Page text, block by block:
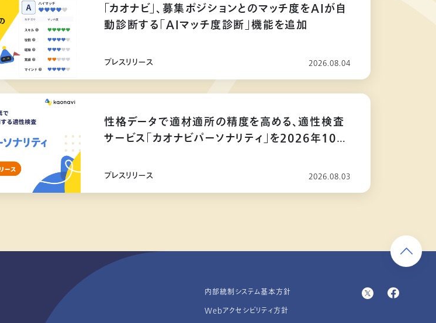
「カオナビ」、募集ポジションとのマッチ度をAIが自
動診断する「AIマッチ度診断」機能を追加
プレスリリース 2026.08.04
性格データで適材適所の精度を高める、適性検査
サービス「カオナビパーソナリティ」を2026年10月
プレスリリース 2026.08.03
内部統制システム基本方針
Webアクセシビリティ方針